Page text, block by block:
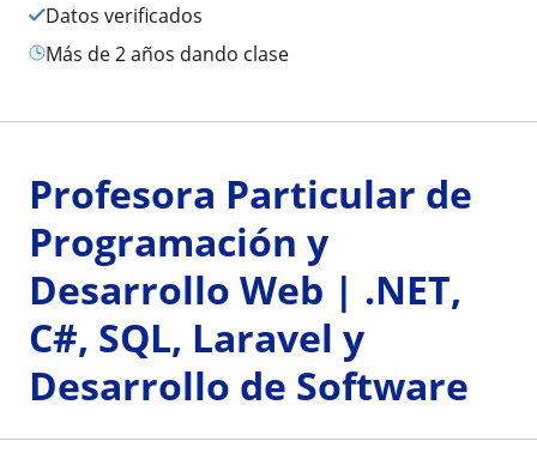
Datos verificados
más de 2 años dando clase
Profesora Particular de
Programación y
Desarrollo Web | .NET,
C#, SQL, Laravel y
Desarrollo de Software